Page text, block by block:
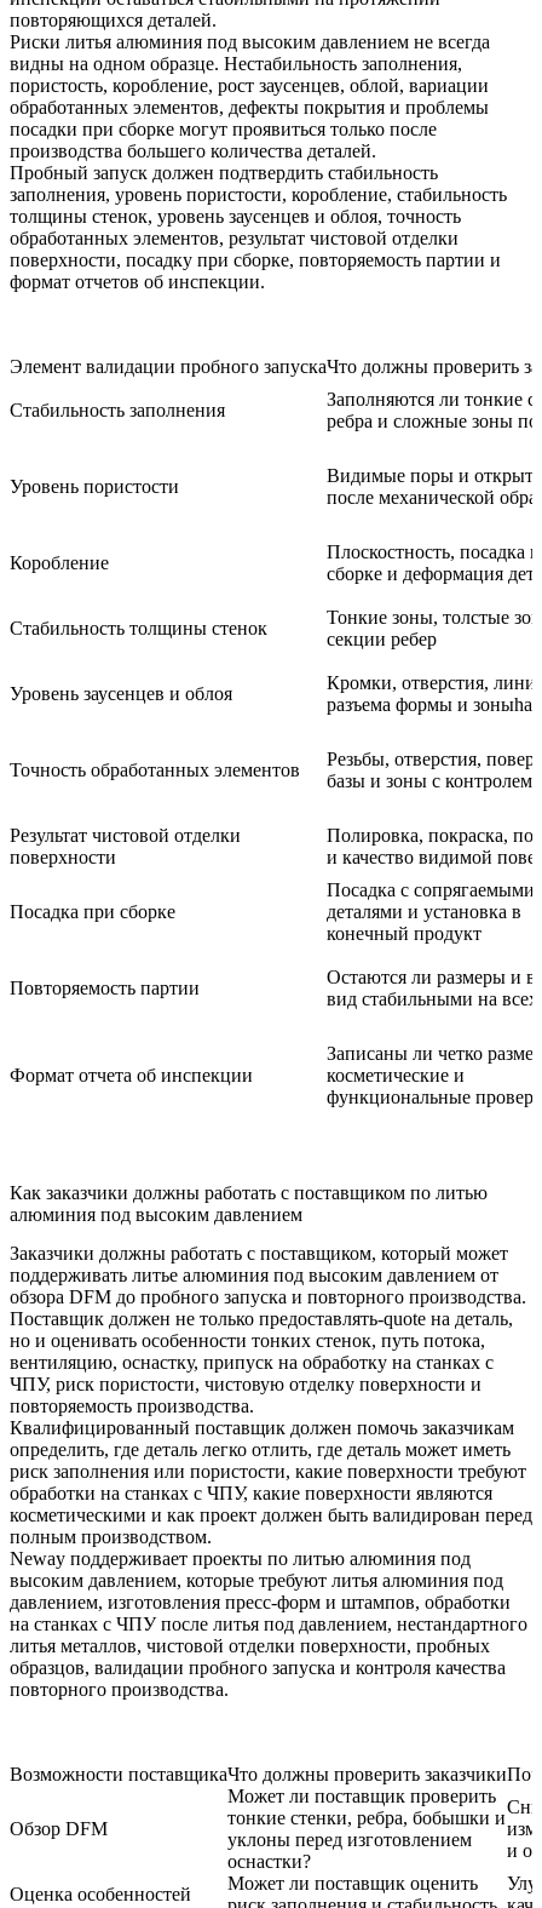
повторяющихся деталей.
Риски литья алюминия под высоким давлением не всегда
видны на одном образце. Нестабильность заполнения,
пористость, коробление, рост заусенцев, облой, вариации
обработанных элементов, дефекты покрытия и проблемы
посадки при сборке могут проявиться только после
производства большего количества деталей.
Пробный запуск должен подтвердить стабильность
заполнения, уровень пористости, коробление, стабильность
толщины стенок, уровень заусенцев и облоя, точность
обработанных элементов, результат чистовой отделки
поверхности, посадку при сборке, повторяемость партии и
формат отчетов об инспекции.
Элемент валидации пробного запускаЧто должны проверить
Стабильность заполнения
Заполняются ли тонкие
ребра и сложные зоны
Уровень пористости
Видимые поры и
после механической
Коробление
Плоскостность, посадка
сборке и деформация
Стабильность толщины стенок
Тонкие зоны, толстые
секции ребер
Уровень заусенцев и облоя
Кромки, отверстия,
разъема формы и
Точность обработанных элементов
Резьбы, отверстия,
базы и зоны с контролем
Результат чистовой отделки
поверхности
Полировка, покраска,
и качество видимой
Посадка при сборке
Посадка с сопрягаемыми
деталями и установка в
конечный продукт
Повторяемость партии
Остаются ли размеры и
вид стабильными на всех
Формат отчета об инспекции
Записаны ли четко
косметические и
функциональные
Как заказчики должны работать с поставщиком по литью
алюминия под высоким давлением
Заказчики должны работать с поставщиком, который может
поддерживать литье алюминия под высоким давлением от
обзора DFM до пробного запуска и повторного производства.
Поставщик должен не только предоставлять-quote на деталь,
но и оценивать особенности тонких стенок, путь потока,
вентиляцию, оснастку, припуск на обработку на станках с
ЧПУ, риск пористости, чистовую отделку поверхности и
повторяемость производства.
Квалифицированный поставщик должен помочь заказчикам
определить, где деталь легко отлить, где деталь может иметь
риск заполнения или пористости, какие поверхности требуют
обработки на станках с ЧПУ, какие поверхности являются
косметическими и как проект должен быть валидирован перед
полным производством.
Neway поддерживает проекты по литью алюминия под
высоким давлением, которые требуют литья алюминия под
давлением, изготовления пресс-форм и штампов, обработки
на станках с ЧПУ после литья под давлением, нестандартного
литья металлов, чистовой отделки поверхности, пробных
образцов, валидации пробного запуска и контроля качества
повторного производства.
Возможности поставщикаЧто должны проверить заказчики
Обзор DFM
Может ли поставщик проверить
тонкие стенки, ребра, бобышки и
уклоны перед изготовлением
оснастки?
и
Оценка особенностей
Может ли поставщик оценить